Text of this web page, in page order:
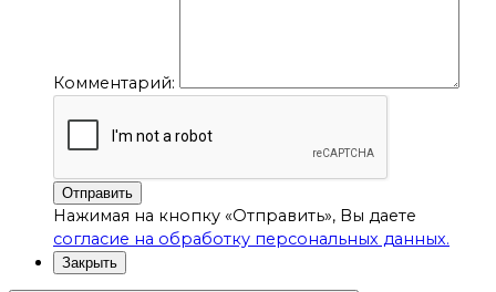
Комментарий:
Отправить
Нажимая на кнопку «Отправить», Вы даете
согласие на обработку персональных данных.
Закрыть